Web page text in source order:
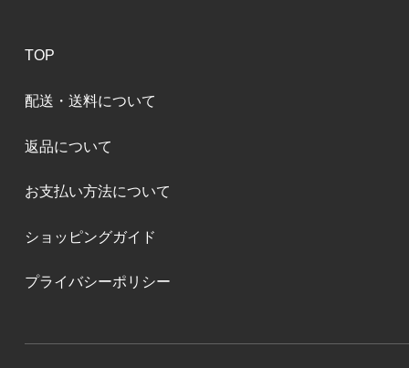
TOP
配送・送料について
返品について
お支払い方法について
ショッピングガイド
プライバシーポリシー